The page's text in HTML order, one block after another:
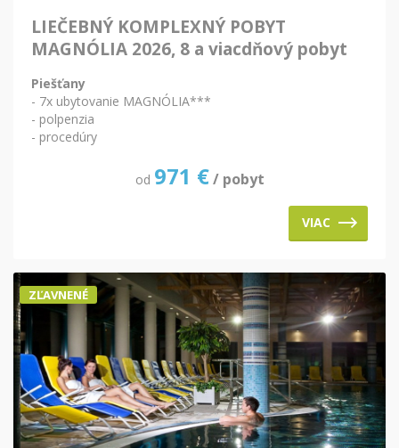
LIEČEBNÝ KOMPLEXNÝ POBYT
MAGNÓLIA 2026, 8 a viacdňový pobyt
Piešťany
- 7x ubytovanie MAGNÓLIA***
- polpenzia
- procedúry
od 971 € / pobyt
VIAC
ZĽAVNENÉ